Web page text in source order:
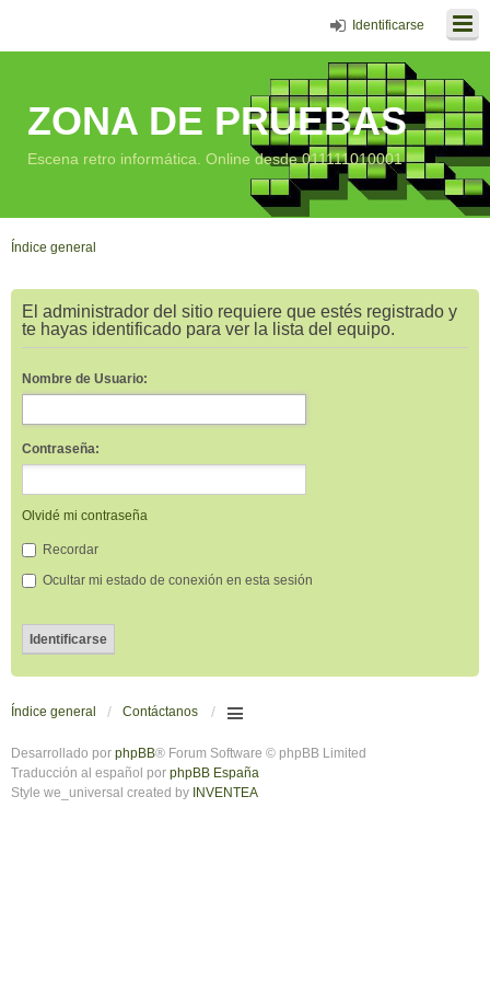
Identificarse
ZONA DE PRUEBAS
Escena retro informática. Online desde 011111010001
Índice general
El administrador del sitio requiere que estés registrado y
te hayas identificado para ver la lista del equipo.
Nombre de Usuario:
Contraseña:
Olvidé mi contraseña
Recordar
Ocultar mi estado de conexión en esta sesión
Índice general Contáctanos
Desarrollado por phpBB® Forum Software © phpBB Limited
Traducción al español por phpBB España
Style we_universal created by INVENTEA